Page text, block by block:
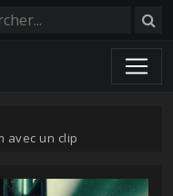
avec un clip